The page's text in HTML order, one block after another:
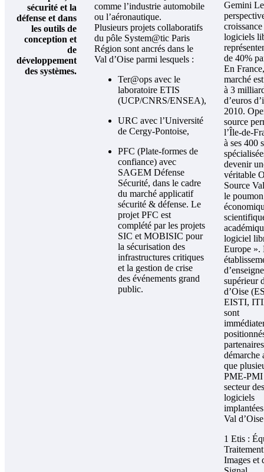
sécurité et la
défense et dans
les outils de
conception et
de
développement
des systèmes.
comme l’industrie automobile
ou l’aéronautique.
Plusieurs projets collaboratifs
du pôle System@tic Paris
Région sont ancrés dans le
Val d’Oise parmi lesquels :
Ter@ops avec le
laboratoire ETIS
(UCP/CNRS/ENSEA),
URC avec l’Université
de Cergy-Pontoise,
PFC (Plate-formes de
confiance) avec
SAGEM Défense
Sécurité, dans le cadre
du marché applicatif
sécurité & défense. Le
projet PFC est
complété par les projets
SIC et MOBISIC pour
la sécurisation des
infrastructures critiques
et la gestion de crise
des événements grand
public.
Gemini
croissance
logiciels
de 40%
En
marché
à 3
d’euros
2010.
source
l’Île-de-
à ses 400
devenir
véritable
Source
le poumon
logiciel
Europe ».
supérieur
d’Oise
EISTI,
sont
démarche
que
PME-PMI
secteur des
logiciels
Val
1 Etis :
Images et